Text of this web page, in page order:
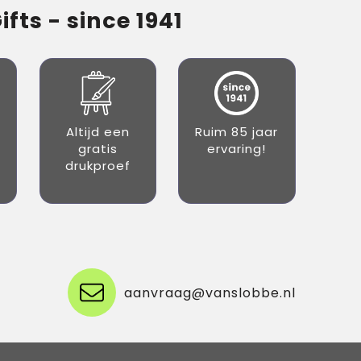
- since 1941
Altijd een
gratis
drukproef
Ruim 85 jaar
ervaring!
aanvraag@vanslobbe.nl